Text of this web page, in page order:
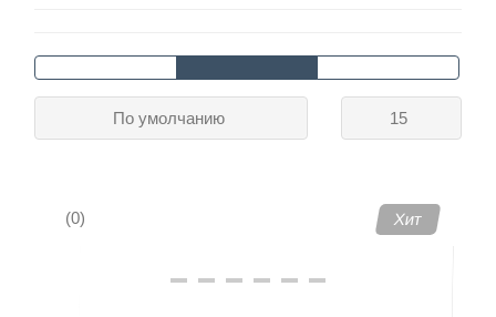
работы
Контакты
15
По умолчанию
(0) Хит